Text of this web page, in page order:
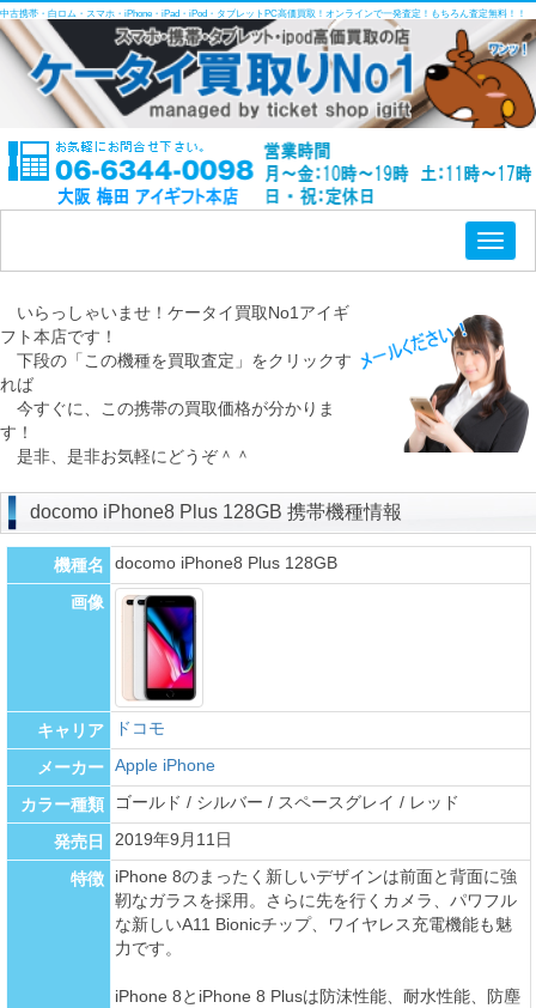
中古携帯・白ロム・スマホ・iPhone・iPad・iPod・タブレットPC高価買取！オンラインで一発査定！もちろん査定無料！！
いらっしゃいませ！ケータイ買取No1アイギ
フト本店です！
下段の「この機種を買取査定」をクリックす
れば
今すぐに、この携帯の買取価格が分かりま
す！
是非、是非お気軽にどうぞ＾＾
docomo iPhone8 Plus 128GB 携帯機種情報
機種名 docomo iPhone8 Plus 128GB
画像
キャリア ドコモ
メーカー Apple iPhone
カラー種類 ゴールド / シルバー / スペースグレイ / レッド
発売日 2019年9月11日
特徴
iPhone 8のまったく新しいデザインは前面と背面に強
靭なガラスを採用。さらに先を行くカメラ、パワフル
な新しいA11 Bionicチップ、ワイヤレス充電機能も魅
力です。
iPhone 8とiPhone 8 Plusは防沫性能、耐水性能、防塵